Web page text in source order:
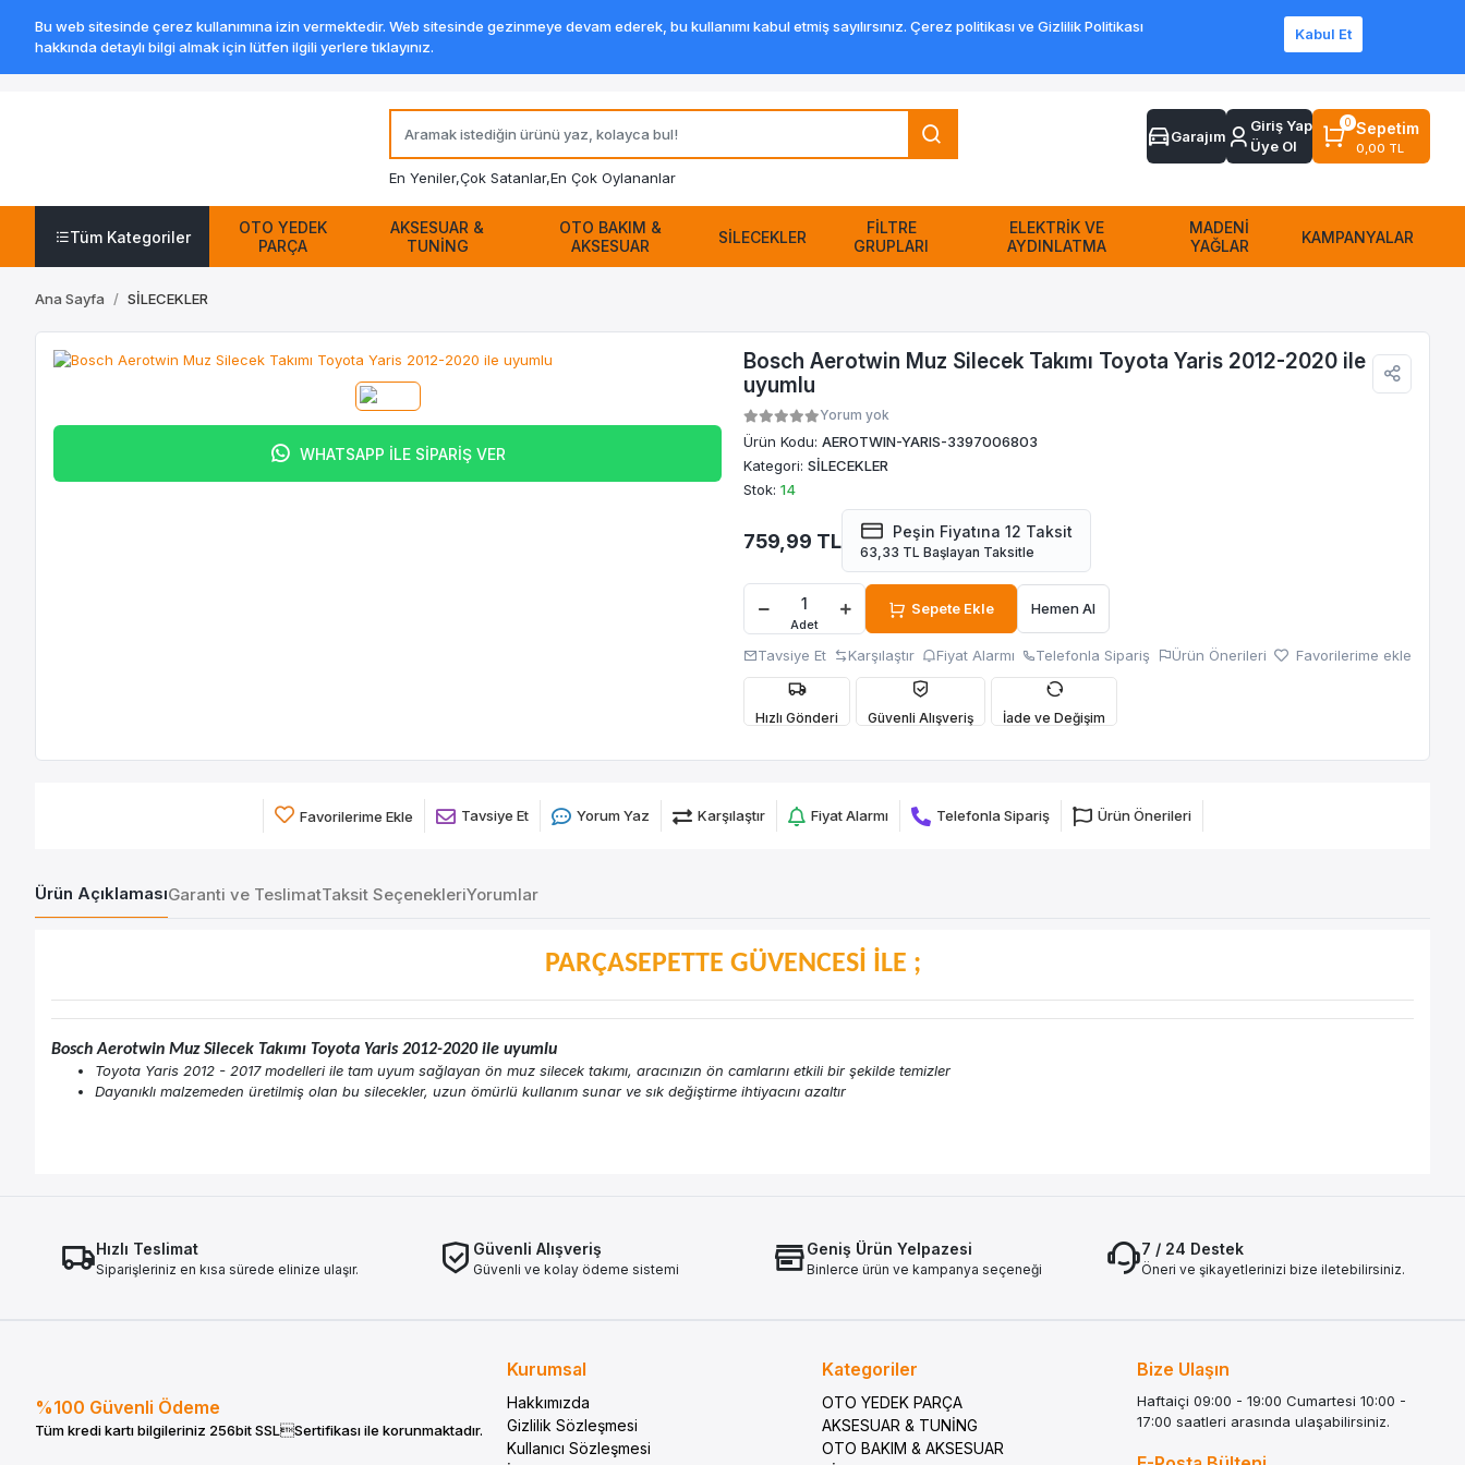
En Yeniler,Çok Satanlar,En Çok Oylananlar
Garajım
Giriş Yap
Üye Ol
0 Sepetim
0,00 TL
Tüm Kategoriler
OTO YEDEK
PARÇA
AKSESUAR &
TUNİNG
OTO BAKIM &
AKSESUAR
SİLECEKLER
FİLTRE
GRUPLARI
ELEKTRİK VE
AYDINLATMA
MADENİ
YAĞLAR
KAMPANYALAR
Ana Sayfa SİLECEKLER
WHATSAPP İLE SİPARİŞ VER
Bosch Aerotwin Muz Silecek Takımı Toyota Yaris 2012-2020 ile
uyumlu
Yorum yok
Ürün Kodu: AEROTWIN-YARIS-3397006803
Kategori: SİLECEKLER
Stok: 14
759,99 TL Peşin Fiyatına 12 Taksit
63,33 TL Başlayan Taksitle
Adet
Sepete Ekle Hemen Al
Tavsiye Et Karşılaştır Fiyat Alarmı Telefonla Sipariş Ürün Önerileri Favorilerime ekle
Hızlı Gönderi Güvenli Alışveriş İade ve Değişim
Favorilerime Ekle Tavsiye Et Yorum Yaz Karşılaştır Fiyat Alarmı Telefonla Sipariş Ürün Önerileri
Ürün AçıklamasıGaranti ve TeslimatTaksit SeçenekleriYorumlar
PARÇASEPETTE GÜVENCESİ İLE ;
Bosch Aerotwin Muz Silecek Takımı Toyota Yaris 2012-2020 ile uyumlu
Toyota Yaris 2012 - 2017 modelleri ile tam uyum sağlayan ön muz silecek takımı, aracınızın ön camlarını etkili bir şekilde temizler
Dayanıklı malzemeden üretilmiş olan bu silecekler, uzun ömürlü kullanım sunar ve sık değiştirme ihtiyacını azaltır
Hızlı Teslimat
Siparişleriniz en kısa sürede elinize ulaşır.
Güvenli Alışveriş
Güvenli ve kolay ödeme sistemi
Geniş Ürün Yelpazesi
Binlerce ürün ve kampanya seçeneği
7 / 24 Destek
Öneri ve şikayetlerinizi bize iletebilirsiniz.
%100 Güvenli Ödeme
Tüm kredi kartı bilgileriniz 256bit SSLSertifikası ile korunmaktadır.
Kurumsal
Hakkımızda
Gizlilik Sözleşmesi
Kullanıcı Sözleşmesi
Kategoriler
OTO YEDEK PARÇA
AKSESUAR & TUNİNG
OTO BAKIM & AKSESUAR
Bize Ulaşın
Haftaiçi 09:00 - 19:00 Cumartesi 10:00 -
17:00 saatleri arasında ulaşabilirsiniz.
Bu web sitesinde çerez kullanımına izin vermektedir. Web sitesinde gezinmeye devam ederek, bu kullanımı kabul etmiş sayılırsınız. Çerez politikası ve Gizlilik Politikası
hakkında detaylı bilgi almak için lütfen ilgili yerlere tıklayınız.
Kabul Et